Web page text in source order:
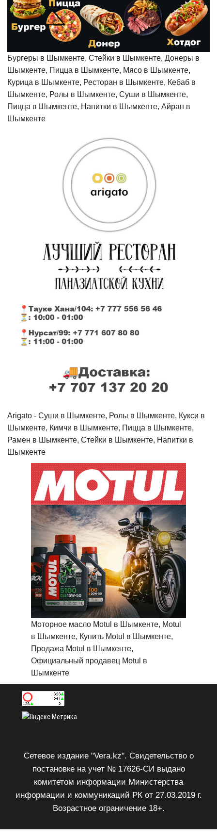
Бургеры в Шымкенте, Стейки в Шымкенте, Донеры в
Шымкенте, Пицца в Шымкенте, Мясо в Шымкенте,
Курица в Шымкенте, Ресторан в Шымкенте, Кебаб в
Шымкенте, Ролы в Шымкенте, Суши в Шымкенте,
Пицца в Шымкенте, Напитки в Шымкенте, Айран в
Шымкенте
Arigato - Cуши в Шымкенте, Ролы в Шымкенте, Кукси в
Шымкенте, Кимчи в Шымкенте, Пицца в Шымкенте,
Рамен в Шымкенте, Стейки в Шымкенте, Напитки в
Шымкенте
Моторное масло Motul в Шымкенте, Motul
в Шымкенте, Купить Motul в Шымкенте,
Продажа Motul в Шымкенте,
Официальный продавец Motul в
Шымкенте
Сетевое издание "Vera.kz". Свидетельство о
постановке на учет № 17626-СИ выдано
комитетом информации Министерства
информации и коммуникаций РК от 27.03.2019 г.
Возрастное ограничение 18+.